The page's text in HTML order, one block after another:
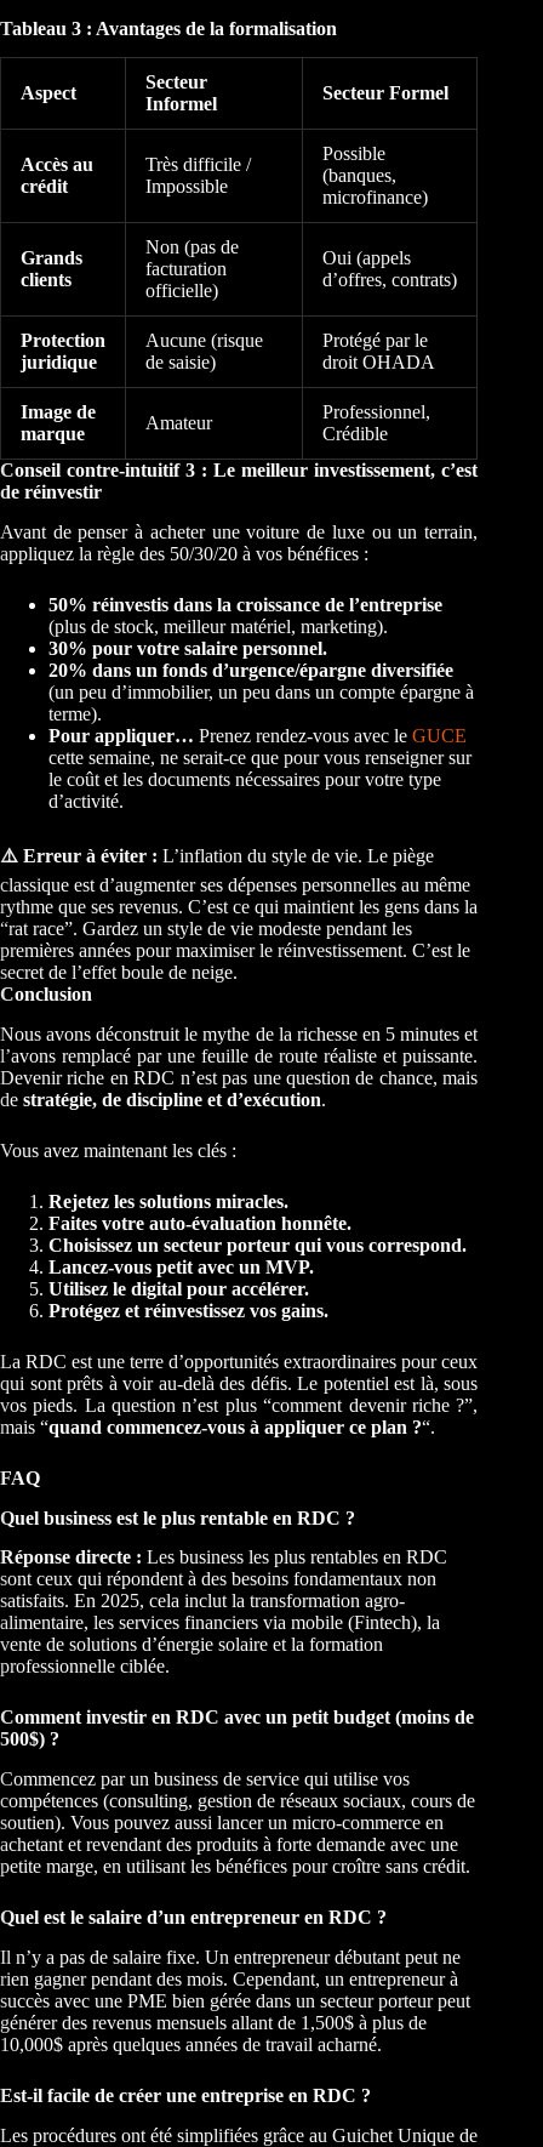
Tableau 3 : Avantages de la formalisation
Aspect
Secteur
Informel
Secteur Formel
Accès au
crédit
Très difficile /
Impossible
Possible
(banques,
microfinance)
Grands
clients
Non (pas de
facturation
officielle)
Oui (appels
d’offres, contrats)
Protection
juridique
Aucune (risque
de saisie)
Protégé par le
droit OHADA
Image de
marque
Amateur
Professionnel,
Crédible
Conseil contre-intuitif 3 : Le meilleur investissement, c’est
de réinvestir
Avant de penser à acheter une voiture de luxe ou un terrain,
appliquez la règle des 50/30/20 à vos bénéfices :
50% réinvestis dans la croissance de l’entreprise
(plus de stock, meilleur matériel, marketing).
30% pour votre salaire personnel.
20% dans un fonds d’urgence/épargne diversifiée
(un peu d’immobilier, un peu dans un compte épargne à
terme).
Pour appliquer… Prenez rendez-vous avec le GUCE
cette semaine, ne serait-ce que pour vous renseigner sur
le coût et les documents nécessaires pour votre type
d’activité.
⚠️ Erreur à éviter : L’inflation du style de vie. Le piège
classique est d’augmenter ses dépenses personnelles au même
rythme que ses revenus. C’est ce qui maintient les gens dans la
“rat race”. Gardez un style de vie modeste pendant les
premières années pour maximiser le réinvestissement. C’est le
secret de l’effet boule de neige.
Conclusion
Nous avons déconstruit le mythe de la richesse en 5 minutes et
l’avons remplacé par une feuille de route réaliste et puissante.
Devenir riche en RDC n’est pas une question de chance, mais
de stratégie, de discipline et d’exécution.
Vous avez maintenant les clés :
Rejetez les solutions miracles.
Faites votre auto-évaluation honnête.
Choisissez un secteur porteur qui vous correspond.
Lancez-vous petit avec un MVP.
Utilisez le digital pour accélérer.
Protégez et réinvestissez vos gains.
La RDC est une terre d’opportunités extraordinaires pour ceux
qui sont prêts à voir au-delà des défis. Le potentiel est là, sous
vos pieds. La question n’est plus “comment devenir riche ?”,
mais “quand commencez-vous à appliquer ce plan ?“.
FAQ
Quel business est le plus rentable en RDC ?
Réponse directe : Les business les plus rentables en RDC
sont ceux qui répondent à des besoins fondamentaux non
satisfaits. En 2025, cela inclut la transformation agro-
alimentaire, les services financiers via mobile (Fintech), la
vente de solutions d’énergie solaire et la formation
professionnelle ciblée.
Comment investir en RDC avec un petit budget (moins de
500$) ?
Commencez par un business de service qui utilise vos
compétences (consulting, gestion de réseaux sociaux, cours de
soutien). Vous pouvez aussi lancer un micro-commerce en
achetant et revendant des produits à forte demande avec une
petite marge, en utilisant les bénéfices pour croître sans crédit.
Quel est le salaire d’un entrepreneur en RDC ?
Il n’y a pas de salaire fixe. Un entrepreneur débutant peut ne
rien gagner pendant des mois. Cependant, un entrepreneur à
succès avec une PME bien gérée dans un secteur porteur peut
générer des revenus mensuels allant de 1,500$ à plus de
10,000$ après quelques années de travail acharné.
Est-il facile de créer une entreprise en RDC ?
Les procédures ont été simplifiées grâce au Guichet Unique de